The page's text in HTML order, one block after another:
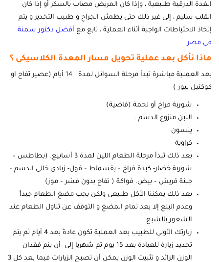
الغدة الدرقية طبيعية ، وإذا كان المريض مصاب بالسكر أو إذا كان
القلب سليم ، إلى غير ذلك حتى يطمئن الجراح و طبيب التخدير و يتم
إتخاذ الاحتياطات الواجبة أثناء العملية ، تابع مع أفضل دكتور سمنة
فى مصر
ماذا نأكل بعد عملية تحويل مسار المعدة الكلاسيكى ؟
بعد العملية مباشرة تبدأ مرحلة السوائل لمدة 14 أيام (عصير تفاح او
كوكتيل بيور )
شوربة فراخ أو لحمة (فاضية)
اللبن منزوع الدسم .
ينسون
كراوية
بعد ذلك تبدأ مرحلة الطعام اللين لمدة 3 أسابيع. (بطاطس –
شوربة خضار- كبدة فراخ – بقسماط – فول- زبادى خالى الدسم –
جبنة قريش – بيض. فواكة ( تفاح بدون قشر – موز)
بعد ذلك يمكننا الأكل طبيعى ولكن يجب مضغ الطعام جيداً
وعدم البلع إلا بعد تمام المضغ و التوقف عن تناول الطعام عند
الشعور بالشبع.
زيارتك الأولى للطبيب بعد العملية تكون عادةً بعد 4 أيام ثم يتم
تحديد زيارة للعيادة بعد 15 يوم ثم شهريا إلى أن يتم فقدان
الوزن الزائد و تثبيت الوزن يمكن أن تصبح الزيارات فيما بعد كل 3